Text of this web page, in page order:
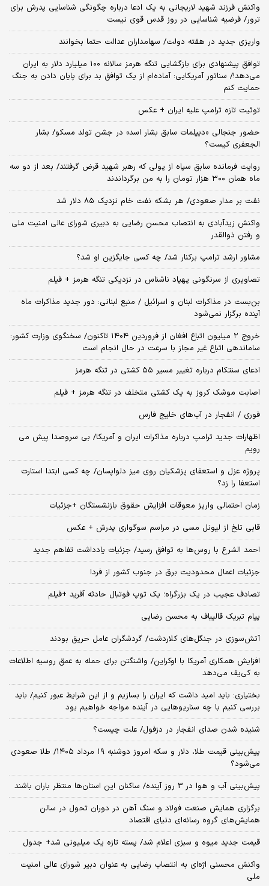
واکنش فرزند شهید لاریجانی به یک ادعا درباره چگونگی شناسایی پدرش برای
ترور/ فرضیه شناسایی در روز قدس قوی نیست
واریزی جدید در هفته دولت/ سهامداران عدالت حتما بخوانند
توافق پیشنهادی برای بازگشایی تنگه هرمز سالانه ۱۰۰ میلیارد دلار به ایران
می‌دهد!/ سناتور آمریکایی: آماده‌ام از یک توافق بد برای پایان دادن به جنگ
حمایت کنم
توئیت تازه ترامپ علیه ایران + عکس
حضور جنجالی «دیپلمات سابق بشار اسد» در جشن تولد مسکو/ بشار
الجعفری کیست؟
روایت فرمانده سابق سپاه از پولی که رهبر شهید قرض گرفتند/ بعد از دو سه
ماه همان ۳۰۰ هزار تومان را به من برگرداندند
نفت بر مدار صعودی/ هر بشکه نفت خام نزدیک ۸۵ دلار شد
واکنش زیدآبادی به انتصاب محسن رضایی به دبیری شورای عالی امنیت ملی
و رفتن ذوالقدر
مشاور ارشد ترامپ برکنار شد/ چه کسی جایگزین او شد؟
تصاویری از سرنگونی پهپاد ناشناس در نزدیکی تنگه هرمز + فیلم
بن‌بست در مذاکرات لبنان و اسرائیل / منبع لبنانی: دور جدید مذاکرات ماه
آینده برگزار نمی‌شود
خروج ۲ میلیون اتباع افغان از فروردین ۱۴۰۴ تاکنون/ سخنگوی وزارت کشور:
ساماندهی اتباع غیر مجاز با سرعت در حال انجام است
ادعای سنتکام درباره تغییر مسیر ۵۵ کشتی در تنگه هرمز
اصابت موشک کروز به یک کشتی متخلف در تنگه هرمز + فیلم
فوری / انفجار در آب‌های خلیج فارس
اظهارات جدید ترامپ درباره مذاکرات ایران و آمریکا/ بی سروصدا پیش می
رویم
پروژه عزل و استعفای پزشکیان روی میز دلواپسان/ چه کسی ابتدا استارت
استعفا را زد؟
زمان احتمالی واریز معوقات افزایش حقوق بازنشستگان +جزئیات
قابی تلخ از لیونل مسی در مراسم سوگواری پدرش + عکس
احمد الشرع با روس‌ها به توافق رسید/ جزئیات یادداشت تفاهم جدید
جزئیات اعمال محدودیت برق در جنوب کشور از فردا
تصادف عجیب در یک بزرگراه؛ یک توپ فوتبال حادثه‌ آفرید +فیلم
پیام تبریک قالیباف به محسن رضایی
آتش‌سوزی در جنگل‌های کلاردشت/ گردشگران عامل حریق بودند
افزایش همکاری آمریکا با اوکراین/ واشنگتن برای حمله به عمق روسیه اطلاعات
به کی‌یف می‌دهد
بختیاری: باید امید داشت که ایران را بسازیم و از این شرایط عبور کنیم/ باید
بررسی کنیم با چه سناریوهایی در آینده مواجه خواهیم بود
شنیده شدن صدای انفجار در دزفول/ علت چیست؟
پیش‌بینی قیمت طلا، دلار و سکه امروز دوشنبه ۱۹ مرداد ۱۴۰۵/ طلا صعودی
می‌شود؟
پیش‌بینی آب و هوا در 3 روز آینده/ ساکنان این استان‌ها منتظر باران باشند
برگزاری همایش صنعت فولاد و سنگ آهن در دوران تحول در سالن
همایش‌های گروه رسانه‌ای دنیای اقتصاد
قیمت جدید میوه و سبزی اعلام شد/ پسته تازه یک میلیونی شد+ جدول
واکنش محسنی اژه‌ای به انتصاب رضایی به عنوان دبیر شورای عالی امنیت
ملی